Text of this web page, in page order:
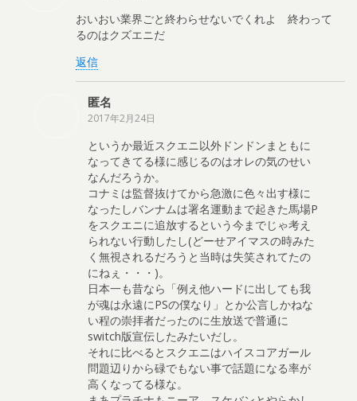
おいおい業界ごと終わらせないでくれよ 終わって
るのはクズエニだ
返信
匿名
2017年2月24日
というか最近スクエニ以外ドンドンまともに
なってきてる様に感じるのはオレの気のせい
なんだろうか。
コナミは監督抜けてから急激に色々出す様に
なったしバンナムは署名運動まで起きた馬場P
をスクエニに追放するという今までじゃ考え
られない行動したし(どーせアイマスの時みた
く無視されるだろうと当時は失笑されてたの
にねぇ・・・)。
日本一も昔なら「例え他ハードに出しても我
が魂は永遠にPSの僕なり」とか公言しかねな
い程の崇拝者だったのに生放送で普通に
switch版宣伝したみたいだし。
それに比べるとスクエニはハイスコアガール
問題辺りから碌でもない事で話題になる率が
高くなってる様な。